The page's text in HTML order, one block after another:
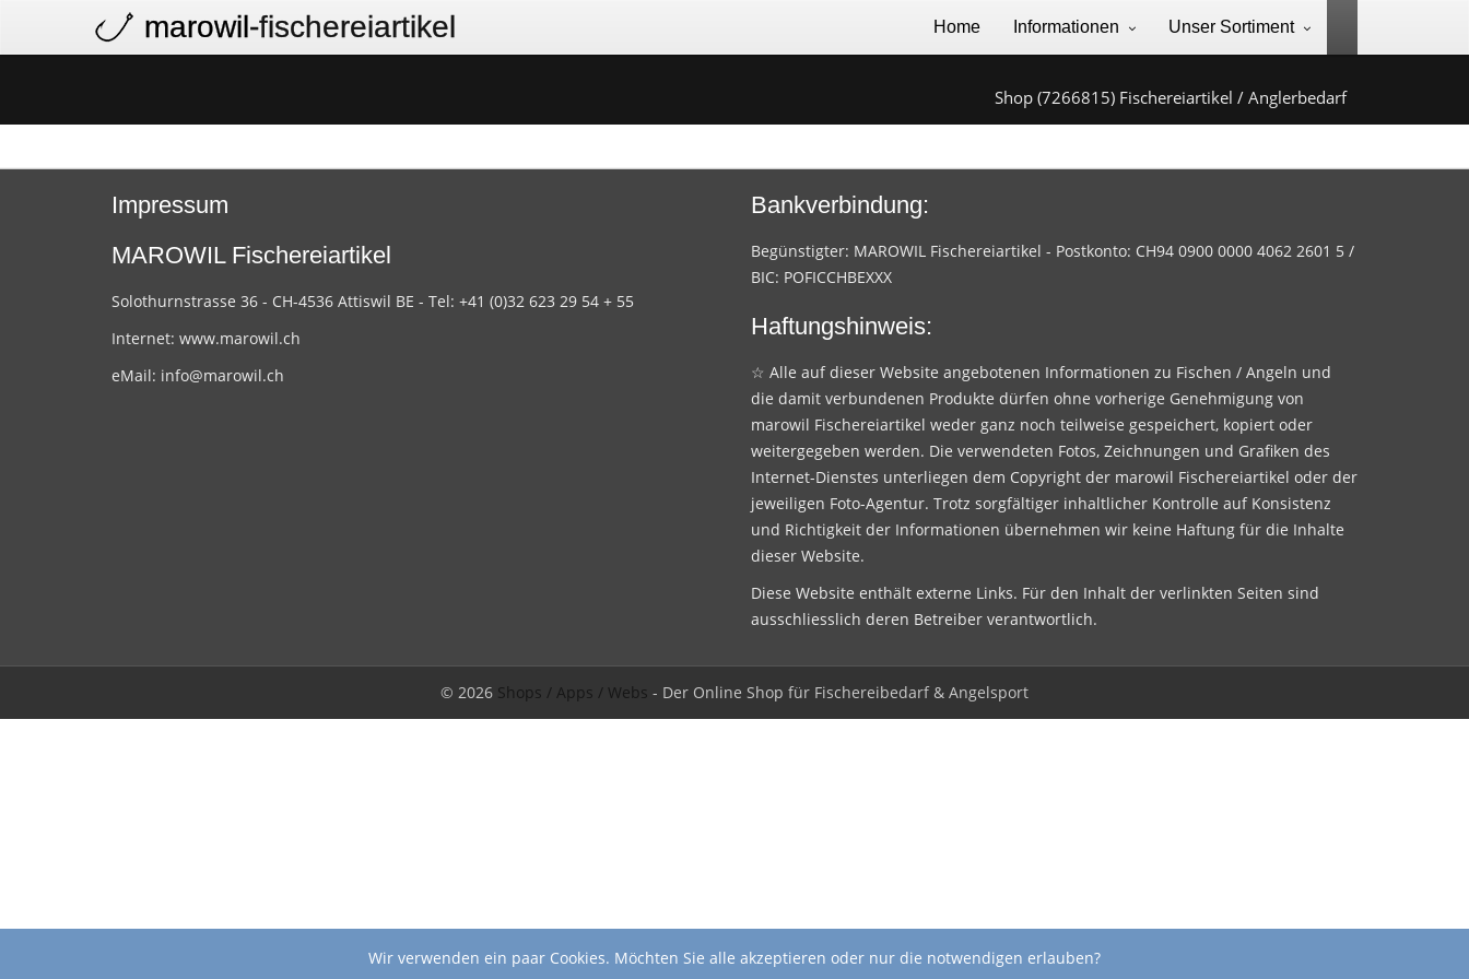
marowil-fischereiartikel Home Informationen Unser Sortiment
Shop (7266815) Fischereiartikel / Anglerbedarf
Impressum
MAROWIL Fischereiartikel
Solothurnstrasse 36 - CH-4536 Attiswil BE - Tel: +41 (0)32 623 29 54 + 55
Internet: www.marowil.ch
eMail: info@marowil.ch
Bankverbindung:
Begünstigter: MAROWIL Fischereiartikel - Postkonto: CH94 0900 0000 4062 2601 5 /
BIC: POFICCHBEXXX
Haftungshinweis:
☆ Alle auf dieser Website angebotenen Informationen zu Fischen / Angeln und
die damit verbundenen Produkte dürfen ohne vorherige Genehmigung von
marowil Fischereiartikel weder ganz noch teilweise gespeichert, kopiert oder
weitergegeben werden. Die verwendeten Fotos, Zeichnungen und Grafiken des
Internet-Dienstes unterliegen dem Copyright der marowil Fischereiartikel oder der
jeweiligen Foto-Agentur. Trotz sorgfältiger inhaltlicher Kontrolle auf Konsistenz
und Richtigkeit der Informationen übernehmen wir keine Haftung für die Inhalte
dieser Website.
Diese Website enthält externe Links. Für den Inhalt der verlinkten Seiten sind
ausschliesslich deren Betreiber verantwortlich.
© 2026 Shops / Apps / Webs - Der Online Shop für Fischereibedarf & Angelsport
Wir verwenden ein paar Cookies. Möchten Sie alle akzeptieren oder nur die notwendigen erlauben?